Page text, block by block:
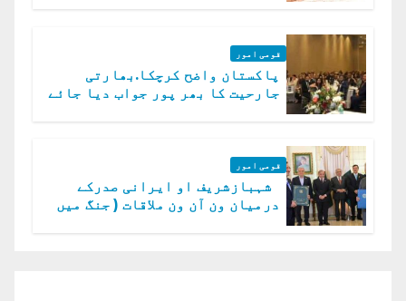
قومی امور
پاکستان واضح کرچکا.بھارتی
جارحیت کا بھر پور جواب دیا جائے
قومی امور
شہبازشریف او ایرانی صدرکے
درمیان ون آن ون ملاقات ( جنگ میں